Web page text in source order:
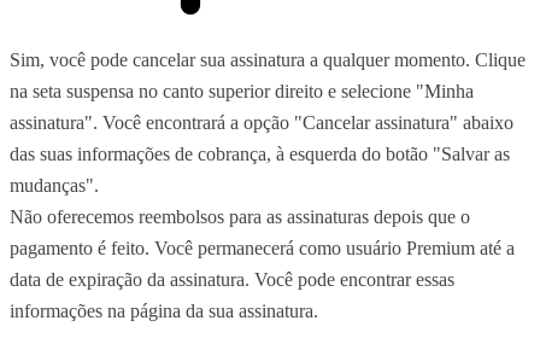
Sim, você pode cancelar sua assinatura a qualquer momento. Clique
na seta suspensa no canto superior direito e selecione "Minha
assinatura". Você encontrará a opção "Cancelar assinatura" abaixo
das suas informações de cobrança, à esquerda do botão "Salvar as
mudanças".
Não oferecemos reembolsos para as assinaturas depois que o
pagamento é feito. Você permanecerá como usuário Premium até a
data de expiração da assinatura. Você pode encontrar essas
informações na página da sua assinatura.